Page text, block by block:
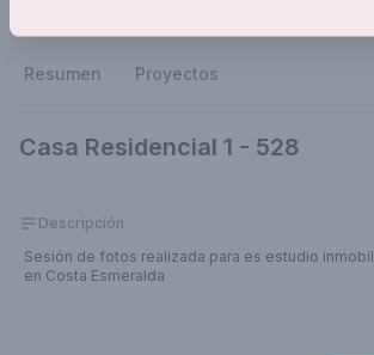
Resumen Proyectos
Casa Residencial 1 - 528
Descripción
Sesión de fotos realizada para es estudio
en Costa Esmeralda